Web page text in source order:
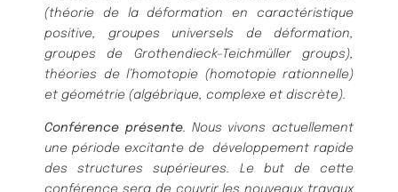
(théorie de la déformation en caractéristique
positive, groupes universels de déformation,
groupes de Grothendieck–Teichmüller groups),
théories de l’homotopie (homotopie rationnelle)
et géométrie (algébrique, complexe et discrète).
Conférence présente. Nous vivons actuellement
une période excitante de développement rapide
des structures supérieures. Le but de cette